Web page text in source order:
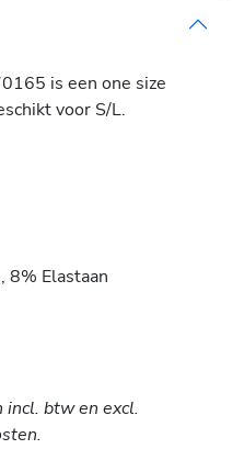
is een one size
voor S/L.
8% Elastaan
incl. btw en excl.